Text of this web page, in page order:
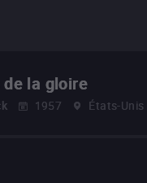
la gloire
1957 États-Unis